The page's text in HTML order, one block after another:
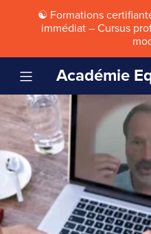
☯ Formations
immédiat – Cursus
Académie